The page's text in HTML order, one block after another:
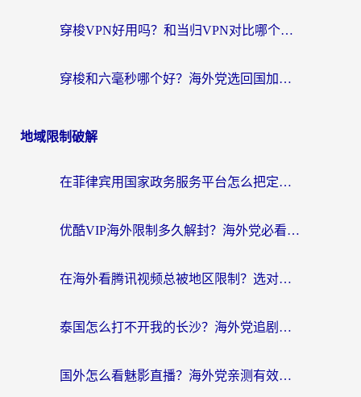
穿梭VPN好用吗？和当归VPN对比哪个回国效果更好？海外党亲测实用指南
穿梭和六毫秒哪个好？海外党选回国加速器的避坑指南，附番茄加速器实测
地域限制破解
在菲律宾用国家政务服务平台怎么把定位修改到中国国内？3步解决+海外看剧听歌全攻略
优酷VIP海外限制多久解封？海外党必看的跨区难题一站式解决指南
在海外看腾讯视频总被地区限制？选对回国加速器，还能解决泰国政务网和蜻蜓FM卡顿问题
泰国怎么打不开我的长沙？海外党追剧看片的破局指南
国外怎么看魅影直播？海外党亲测有效的回国加速指南（附听歌、看央视VIP技巧）